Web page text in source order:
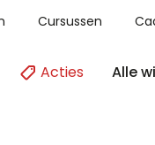
Cursussen
Acties Alle